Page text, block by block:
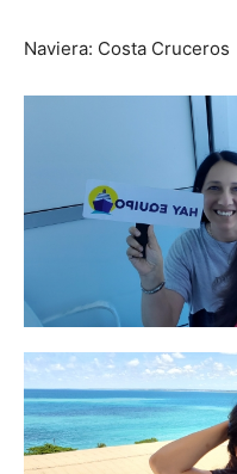
Naviera: Costa Cruceros